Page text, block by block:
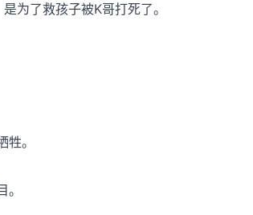
为了救孩子被K哥打死了。
。